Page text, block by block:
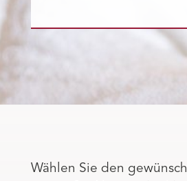
Wählen Sie den